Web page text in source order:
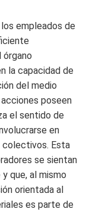
empleados de
la capacidad de
del medio
poseen
el sentido de
en
colectivos. Esta
se sientan
que, al mismo
orientada al
es parte de